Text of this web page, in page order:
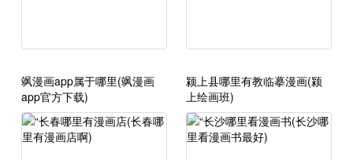
飒漫画app属于哪里(飒漫画
app官方下载)
颍上县哪里有教临摹漫画(颍
上绘画班)